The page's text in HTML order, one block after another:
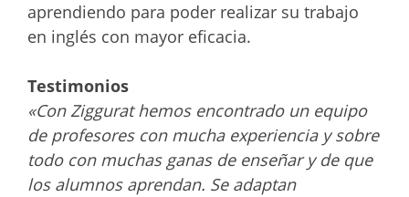
aprendiendo para poder realizar su trabajo
en inglés con mayor eficacia.
Testimonios
«Con Ziggurat hemos encontrado un equipo
de profesores con mucha experiencia y sobre
todo con muchas ganas de enseñar y de que
los alumnos aprendan. Se adaptan